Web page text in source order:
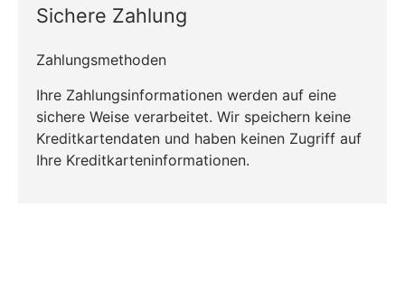
Sichere Zahlung
Zahlungsmethoden
Ihre Zahlungsinformationen werden auf eine
sichere Weise verarbeitet. Wir speichern keine
Kreditkartendaten und haben keinen Zugriff auf
Ihre Kreditkarteninformationen.